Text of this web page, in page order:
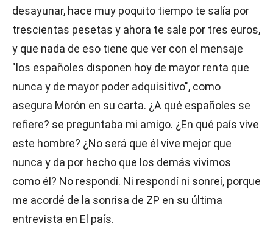
desayunar, hace muy poquito tiempo te salía por
trescientas pesetas y ahora te sale por tres euros,
y que nada de eso tiene que ver con el mensaje
"los españoles disponen hoy de mayor renta que
nunca y de mayor poder adquisitivo", como
asegura Morón en su carta. ¿A qué españoles se
refiere? se preguntaba mi amigo. ¿En qué país vive
este hombre? ¿No será que él vive mejor que
nunca y da por hecho que los demás vivimos
como él? No respondí. Ni respondí ni sonreí, porque
me acordé de la sonrisa de ZP en su última
entrevista en El país.